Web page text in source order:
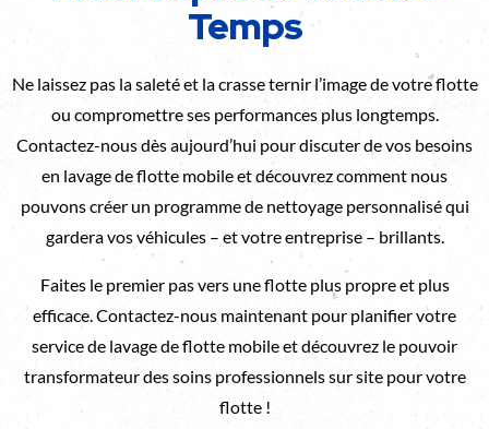
Temps
Ne laissez pas la saleté et la crasse ternir l’image de votre flotte
ou compromettre ses performances plus longtemps.
Contactez-nous dès aujourd’hui pour discuter de vos besoins
en lavage de flotte mobile et découvrez comment nous
pouvons créer un programme de nettoyage personnalisé qui
gardera vos véhicules – et votre entreprise – brillants.
Faites le premier pas vers une flotte plus propre et plus
efficace. Contactez-nous maintenant pour planifier votre
service de lavage de flotte mobile et découvrez le pouvoir
transformateur des soins professionnels sur site pour votre
flotte !